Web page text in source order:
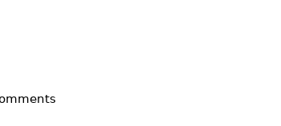
clipe frumoase petrecute impreuna